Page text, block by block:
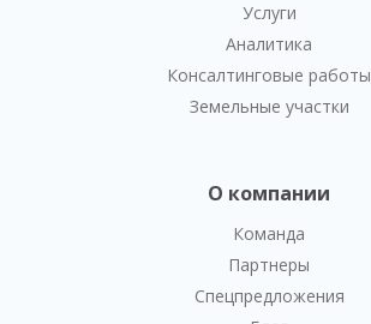
Услуги
Аналитика
Консалтинговые работы
Земельные участки
О компании
Команда
Партнеры
Спецпредложения